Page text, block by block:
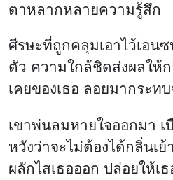
ตาหลากหลายความรู้สึก
ศีรษะที่ถูกคลุมเอาไว้เอน
ตัว ความใกล้ชิดส่งผลให้
เคยของเธอ ลอยมากระท
เขาพ่นลมหายใจออกมา
หวังว่าจะไม่ต้องได้กลิ่นเ
ผลักไสเธอออก ปล่อยให้เ